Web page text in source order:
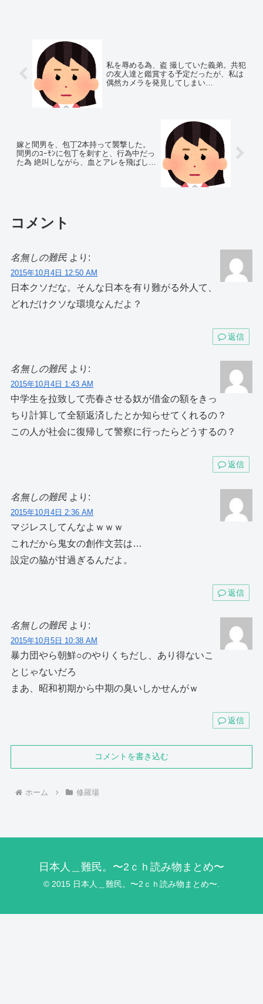
私を辱める為、盗 撮していた義弟。共犯
の友人達と鑑賞する予定だったが、私は
偶然カメラを発見してしまい…
嫁と間男を、包丁2本持って襲撃した。
間男のｺｰﾓﾝに包丁を刺すと、行為中だっ
た為 絶叫しながら、血とアレを飛ばして
コメント
名無しの難民 より:
2015年10月4日 12:50 AM
日本クソだな。そんな日本を有り難がる外人て、
どれだけクソな環境なんだよ？
返信
名無しの難民 より:
2015年10月4日 1:43 AM
中学生を拉致して売春させる奴が借金の額をきっ
ちり計算して全額返済したとか知らせてくれるの？
この人が社会に復帰して警察に行ったらどうするの？
返信
名無しの難民 より:
2015年10月4日 2:36 AM
マジレスしてんなよｗｗｗ
これだから鬼女の創作文芸は…
設定の脇が甘過ぎるんだよ。
返信
名無しの難民 より:
2015年10月5日 10:38 AM
暴力団やら朝鮮○のやりくちだし、あり得ないこ
とじゃないだろ
まあ、昭和初期から中期の臭いしかせんがｗ
返信
コメントを書き込む
ホーム 修羅場
日本人＿難民。〜2ｃｈ読み物まとめ〜
© 2015 日本人＿難民。〜2ｃｈ読み物まとめ〜.